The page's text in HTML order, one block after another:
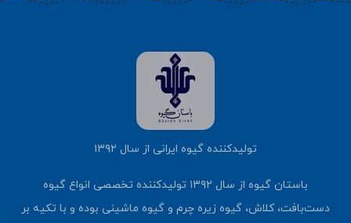
تولیدکننده گیوه ایرانی از سال ۱۳۹۲
باستان گیوه از سال ۱۳۹۲ تولیدکننده تخصصی انواع گیوه
دست‌بافت، کلاش، گیوه زیره چرم و گیوه ماشینی بوده و با تکیه بر